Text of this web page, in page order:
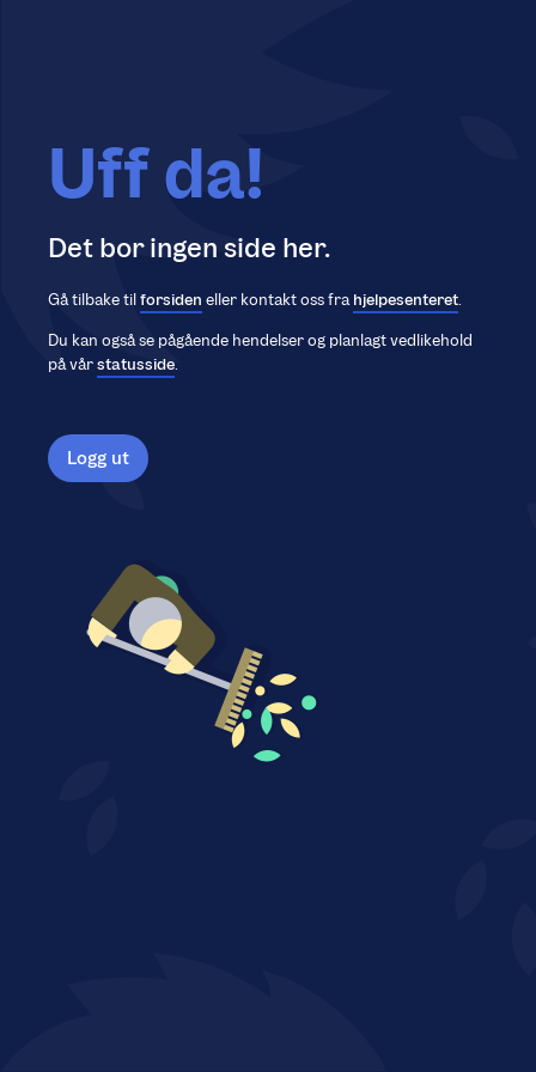
Uff da!
Det bor ingen side her.
Gå tilbake tilforsiden eller kontakt oss frahjelpesenteret.
Du kan også se pågående hendelser og planlagt vedlikehold
på vårstatusside.
Logg ut